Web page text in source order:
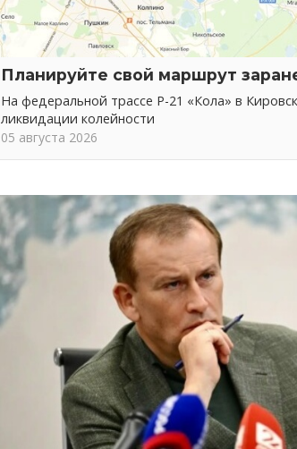
Планируйте свой маршрут
На федеральной трассе Р-21 «Кола» в
ликвидации колейности
05 августа 2026